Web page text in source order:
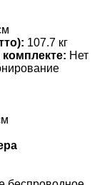
107.7 кг
Нет